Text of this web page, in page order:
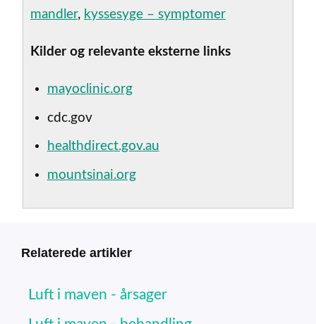
mandler, kyssesyge – symptomer
Kilder og relevante eksterne links
mayoclinic.org
cdc.gov
healthdirect.gov.au
mountsinai.org
Relaterede artikler
Luft i maven - årsager